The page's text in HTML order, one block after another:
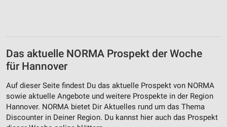
Das aktuelle NORMA Prospekt der Woche
für Hannover
Auf dieser Seite findest Du das aktuelle Prospekt von NORMA
sowie aktuelle Angebote und weitere Prospekte in der Region
Hannover. NORMA bietet Dir Aktuelles rund um das Thema
Discounter in Deiner Region. Du kannst hier auch das Prospekt